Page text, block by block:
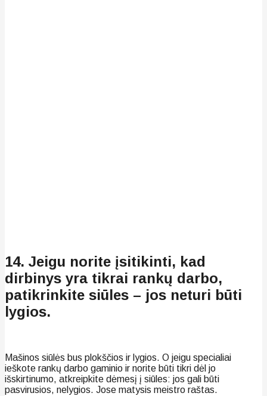
14. Jeigu norite įsitikinti, kad
dirbinys yra tikrai rankų darbo,
patikrinkite siūles – jos neturi būti
lygios.
Mašinos siūlės bus plokščios ir lygios. O jeigu specialiai
ieškote rankų darbo gaminio ir norite būti tikri dėl jo
išskirtinumo, atkreipkite dėmesį į siūles: jos gali būti
pasvirusios, nelygios. Jose matysis meistro raštas.